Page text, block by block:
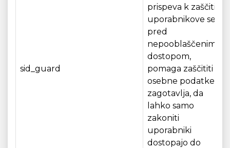
sid_guard
prispeva k zaščiti
uporabnikove seje
pred
nepooblaščenim
dostopom,
pomaga zaščititi
osebne podatke in
zagotavlja, da
lahko samo
zakoniti
uporabniki
dostopajo do